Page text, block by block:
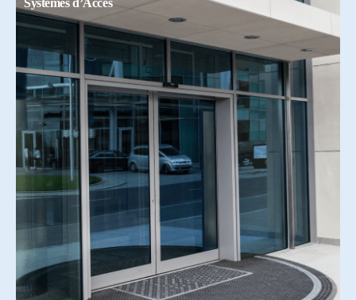
Systemes d’Accés